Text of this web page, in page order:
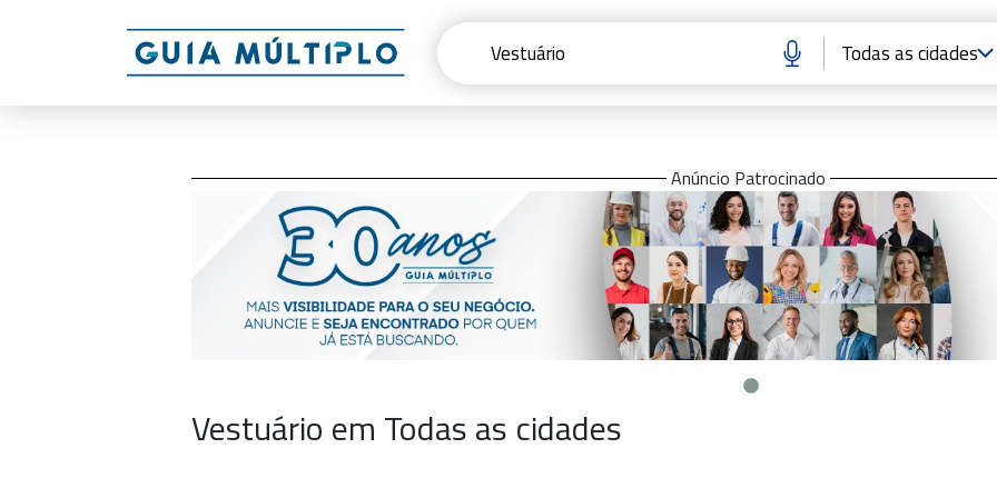
Anúncio Patrocinado
Vestuário em Todas as cidades